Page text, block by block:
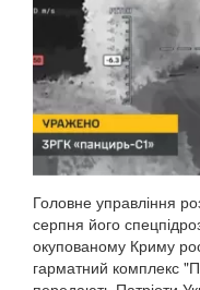
Головне управління
серпня його
окупованому Криму
гарматний комплекс